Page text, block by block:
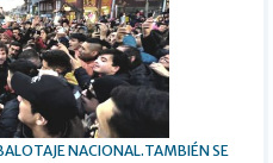
NACIONAL.TAMBIÉN SE